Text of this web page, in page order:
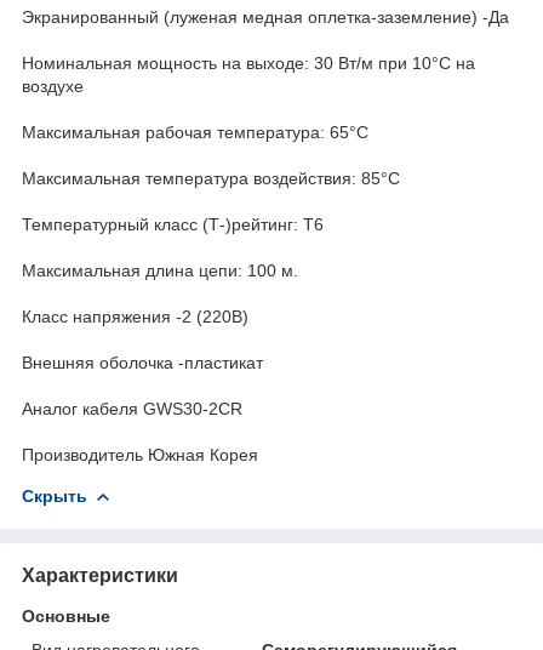
Экранированный (луженая медная оплетка-заземление) -Да
Номинальная мощность на выходе: 30 Вт/м при 10°С на
воздухе
Максимальная рабочая температура: 65°C
Максимальная температура воздействия: 85°C
Температурный класс (Т-)рейтинг: T6
Максимальная длина цепи: 100 м.
Класс напряжения -2 (220В)
Внешняя оболочка -пластикат
Аналог кабеля GWS30-2CR
Производитель Южная Корея
Скрыть
Характеристики
Основные